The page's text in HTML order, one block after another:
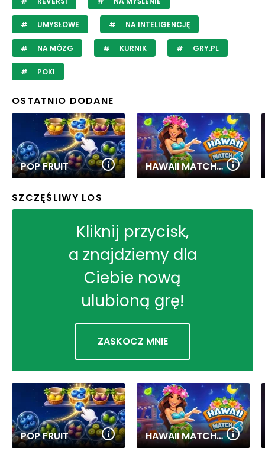
UMYSŁOWE NA INTELIGENCJĘ
NA MÓZG KURNIK GRY.PL
POKI
OSTATNIO DODANE
POP FRUIT HAWAII MATCH 6
SZCZĘŚLIWY LOS
Kliknij przycisk,
a znajdziemy dla
Ciebie nową
ulubioną grę!
ZASKOCZ MNIE
POP FRUIT HAWAII MATCH 6